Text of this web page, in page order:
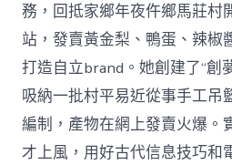
務，回抵家鄉年夜仵鄉馬莊村
站，發賣黃金梨、鴨蛋、辣椒
打造自立brand。她創建了“創
吸納一批村平易近從事手工吊
編制，產物在網上發賣火爆。
才上風，用好古代信息技巧和